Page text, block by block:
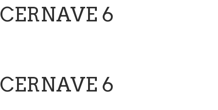
CERNAVE 6
CERNAVE 6